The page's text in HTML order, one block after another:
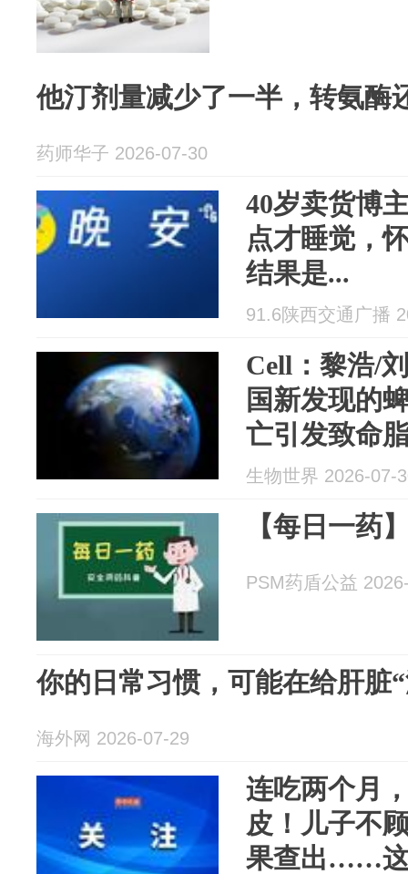
他汀剂量减少了一半，转氨酶
药师华子 2026-07-30
40岁卖货博
点才睡觉，
结果是...
91.6陕西交通广播
Cell：黎浩/
国新发现的
亡引发致命
方案
生物世界 2026-07-
【每日一药
PSM药盾公益
你的日常习惯，可能在给肝脏
海外网 2026-07-29
连吃两个月
皮！儿子不
果查出……这